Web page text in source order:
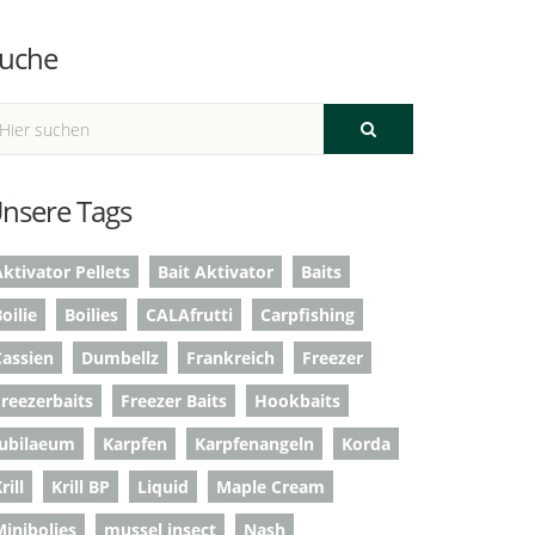
Tags
Pellets Bait Aktivator
Baits
Boilies CALAfrutti
Carpfishing
Dumbellz Frankreich
Freezer
Freezer Baits
Hookbaits
Karpfen Karpfenangeln
Korda
Krill BP Liquid
Maple Cream
mussel insect
Nash